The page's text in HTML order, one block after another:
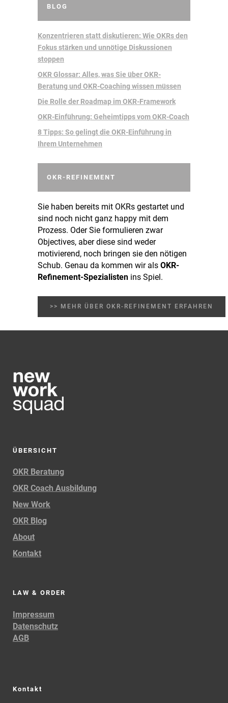
BLOG
Konzentrieren statt diskutieren: Wie OKRs den
Fokus stärken und unnötige Diskussionen
stoppen
OKR Glossar: Alles, was Sie über OKR-
Beratung und OKR-Coaching wissen müssen
Die Rolle der Roadmap im OKR-Framework
OKR-Einführung: Geheimtipps vom OKR-Coach
8 Tipps: So gelingt die OKR-Einführung in
Ihrem Unternehmen
OKR-REFINEMENT
Sie haben bereits mit OKRs gestartet und
sind noch nicht ganz happy mit dem
Prozess. Oder Sie formulieren zwar
Objectives, aber diese sind weder
motivierend, noch bringen sie den nötigen
Schub. Genau da kommen wir als OKR-
Refinement-Spezialisten ins Spiel.
>> MEHR ÜBER OKR-REFINEMENT ERFAHREN
ÜBERSICHT
OKR Beratung
OKR Coach Ausbildung
New Work
OKR Blog
About
Kontakt
LAW & ORDER
Impressum
Datenschutz
AGB
Kontakt